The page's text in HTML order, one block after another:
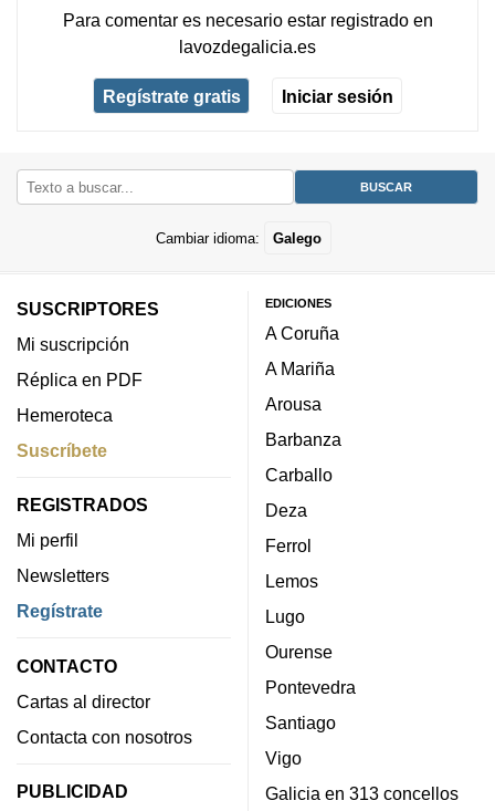
Para comentar es necesario estar registradoen
lavozdegalicia.es
Regístrate gratis Iniciar sesión
Cambiar idioma: Galego
SUSCRIPTORES
Mi suscripción
Réplica en PDF
Hemeroteca
Suscríbete
REGISTRADOS
Mi perfil
Newsletters
Regístrate
CONTACTO
Cartas al director
Contacta con nosotros
PUBLICIDAD
EDICIONES
A Coruña
A Mariña
Arousa
Barbanza
Carballo
Deza
Ferrol
Lemos
Lugo
Ourense
Pontevedra
Santiago
Vigo
Galicia en 313 concellos